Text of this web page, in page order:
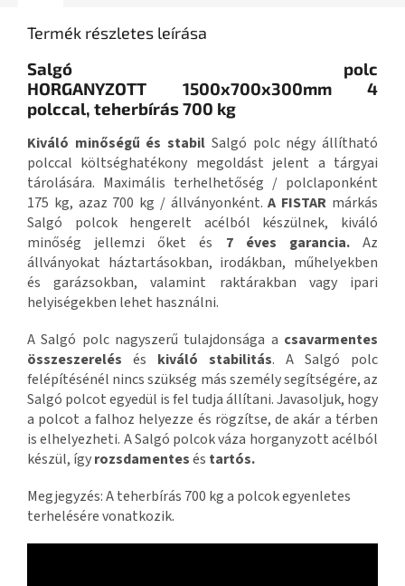
Termék részletes leírása
Salgó polc
HORGANYZOTT 1500x700x300mm 4
polccal, teherbírás 700 kg
Kiváló minőségű és stabil Salgó polc négy állítható
polccal költséghatékony megoldást jelent a tárgyai
tárolására. Maximális terhelhetőség / polclaponként
175 kg, azaz 700 kg / állványonként.A FISTAR márkás
Salgó polcok hengerelt acélból készülnek, kiváló
minőség jellemzi őket és 7 éves garancia.Az
állványokat háztartásokban, irodákban, műhelyekben
és garázsokban, valamint raktárakban vagy ipari
helyiségekben lehet használni.
A Salgó polc nagyszerű tulajdonsága a csavarmentes
összeszerelés és kiváló stabilitás. A Salgó polc
felépítésénél nincs szükség más személy segítségére, az
Salgó polcot egyedül is fel tudja állítani. Javasoljuk, hogy
a polcot a falhoz helyezze és rögzítse, de akár a térben
is elhelyezheti. A Salgó polcok váza horganyzott acélból
készül, ígyrozsdamentesés tartós.
Megjegyzés: A teherbírás 700 kg a polcok egyenletes
terhelésére vonatkozik.